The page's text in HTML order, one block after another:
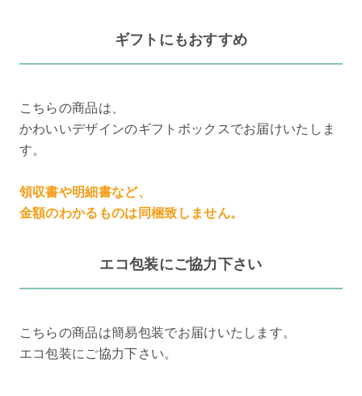
ギフトにもおすすめ
こちらの商品は、
かわいいデザインのギフトボックスでお届けいたしま
す。
領収書や明細書など、
金額のわかるものは同梱致しません。
エコ包装にご協力下さい
こちらの商品は簡易包装でお届けいたします。
エコ包装にご協力下さい。